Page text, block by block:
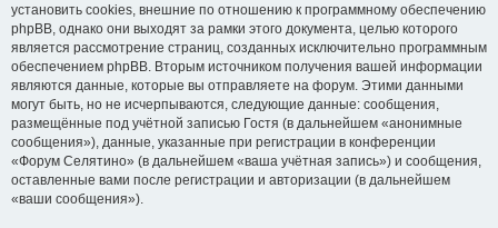
установить cookies, внешние по отношению к программному обеспечению
phpBB, однако они выходят за рамки этого документа, целью которого
является рассмотрение страниц, созданных исключительно программным
обеспечением phpBB. Вторым источником получения вашей информации
являются данные, которые вы отправляете на форум. Этими данными
могут быть, но не исчерпываются, следующие данные: сообщения,
размещённые под учётной записью Гостя (в дальнейшем «анонимные
сообщения»), данные, указанные при регистрации в конференции
«Форум Селятино» (в дальнейшем «ваша учётная запись») и сообщения,
оставленные вами после регистрации и авторизации (в дальнейшем
«ваши сообщения»).